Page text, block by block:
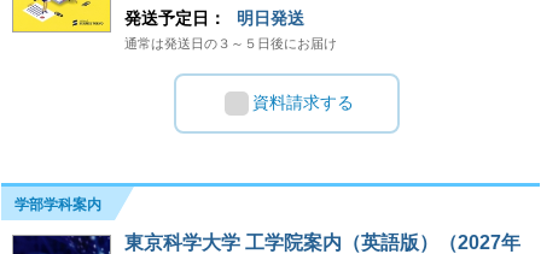
発送予定日：
明日発送
通常は発送日の３～５日後にお届け
資料請求する
学部学科案内
東京科学大学 工学院案内（英語版）（2027年